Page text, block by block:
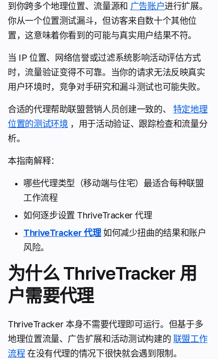
到你跨多个地理位置、流量源和 广告账户进行扩展。
你从一个位置测试漏斗，但访客来自数十个其他位
置，这意味着你看到的可能与真实用户结果不符。
当 IP 位置、网络信誉或过滤系统影响活动评估方式
时，流量验证变得不可靠。当你的请求无法反映真实
用户环境时，竞争对手研究和漏斗测试也可能失败。
合适的代理帮助联盟营销人员创建一致的、 特定地理
位置的测试环境 ，用于活动验证、跟踪检查和流量分
析。
本指南解释：
哪些代理类型（移动端与住宅）最适合每种联盟
工作流程
如何逐步设置 ThriveTracker 代理
ThriveTracker 代理如何减少扭曲的结果和账户
风险。
为什么 ThriveTracker 用
户需要代理
ThriveTracker 本身不需要代理即可运行。但基于多
地理位置流量、广告扩展和活动测试构建的 联盟工作
流程 在没有代理的情况下很快就会遇到限制。